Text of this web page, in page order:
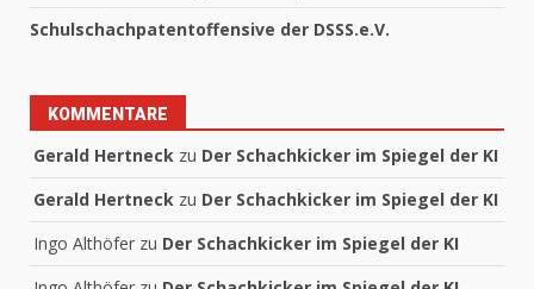
Schulschachpatentoffensive der DSSS.e.V.
KOMMENTARE
Gerald Hertneck zu Der Schachkicker im Spiegel der KI
Gerald Hertneck zu Der Schachkicker im Spiegel der KI
Ingo Althöfer zu Der Schachkicker im Spiegel der KI